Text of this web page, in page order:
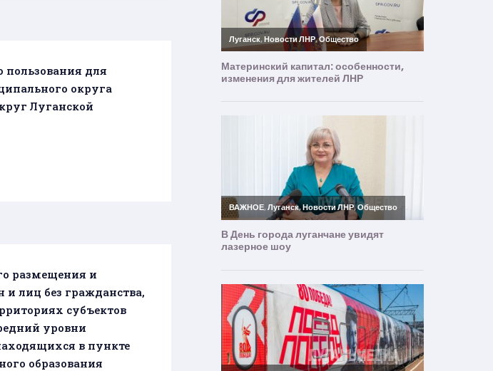
пользования для
округа
Луганской
размещения и
лиц без гражданства,
субъектов
уровни
в пункте
образования